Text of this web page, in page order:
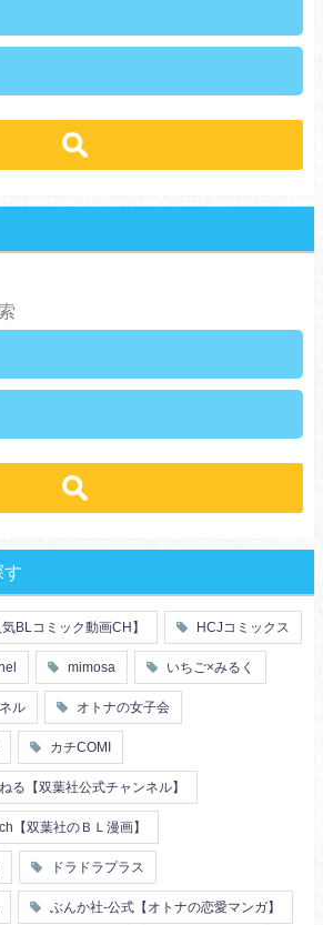
天然攻め
年下攻め
ヤンキー攻め
黒髪受け
俺様
王子様
人外
同期
先生
漫画家・作家
ロマンス
調教
義兄弟姉妹
スーツ
短編
主従関係
不器用
ol
フェチ
恋人
絶倫
催眠
浴衣・和服
す
BLコミック動画CH】 HCJコミックス
mimosa いちご×みるく
ル オトナの女子会
カチCOMI
る【双葉社公式チャンネル】
【双葉社のＢＬ漫画】
ドラドラプラス
ぶんか社-公式【オトナの恋愛マンガ】